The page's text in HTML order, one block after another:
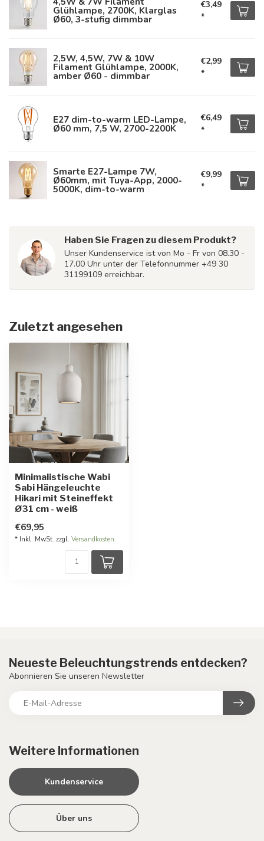
Glühlampe, 2700K, Klarglas
Ø60, 3-stufig dimmbar
€3,49
*
2,5W, 4,5W, 7W & 10W
Filament Glühlampe, 2000K,
amber Ø60 - dimmbar
€2,99
*
E27 dim-to-warm LED-Lampe,
Ø60 mm, 7,5 W, 2700-2200K
€6,49
*
Smarte E27-Lampe 7W,
Ø60mm, mit Tuya-App, 2000-
5000K, dim-to-warm
€9,99
*
Haben Sie Fragen zu diesem Produkt?
Unser Kundenservice ist von Mo - Fr von 08.30 -
17.00 Uhr unter der Telefonnummer +49 30
31199109 erreichbar.
Zuletzt angesehen
Minimalistische Wabi
Sabi Hängeleuchte
Hikari mit Steineffekt
Ø31 cm - weiß
€69,95
* Inkl. MwSt. zzgl. Versandkosten
Weitere Informationen
Kundenservice
Über uns
Neueste Beleuchtungstrends entdecken?
Abonnieren Sie unseren Newsletter